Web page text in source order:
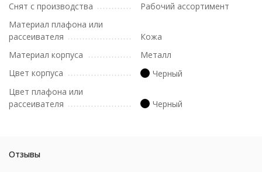
Снят с производства
Рабочий ассортимент
Материал плафона или
рассеивателя
Кожа
Материал корпуса
Металл
Цвет корпуса
Черный
Цвет плафона или
рассеивателя
Черный
Отзывы